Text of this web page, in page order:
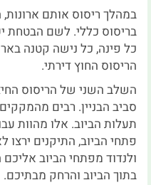
במהלך ריסוס אותם
בריסוס כללי. לשם הבטחת
כל פינה, כל נישה קטנה
הריסוס החוץ דירתי.
השלב השני של הריסוס
סביב הבניין. רבים
תעלות הביוב. אלו מהוות
פתחי הביוב, התיקנים ירצו
ולנדוד מפתחי הביוב
בתוך הביוב והרחק מבתיכם.